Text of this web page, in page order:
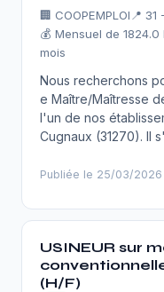
🏢 COOPEMPLOI 📍 31
💰 Mensuel de
mois
Nous recherchons
e Maître/Maîtresse
l'un de nos
Cugnaux (31270). Il
Publiée le 25/03/2026
USINEUR sur
(H/F)